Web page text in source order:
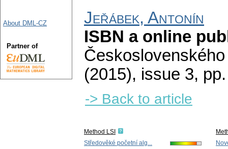
Jeřábek, Antonín
ISBN a online
(2015), issue 3,
-> Back to article
Method LSI
Středověké početní alg...
About DML-CZ
Partner of